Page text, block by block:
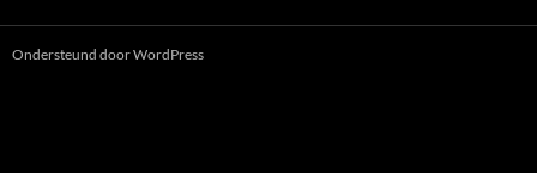
Ondersteund door WordPress